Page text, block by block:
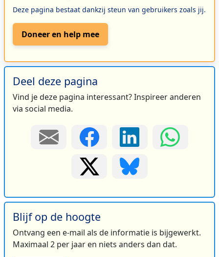
Deze pagina bestaat dankzij steun van gebruikers zoals jij.
Doneer en help mee
Deel deze pagina
Vind je deze pagina interessant? Inspireer anderen
via social media.
Blijf op de hoogte
Ontvang een e-mail als de informatie is bijgewerkt.
Maximaal 2 per jaar en niets anders dan dat.